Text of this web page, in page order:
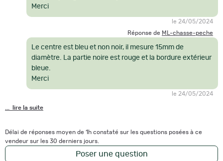
Merci
le 24/05/2024
Réponse de ML-chasse-peche
Le centre est bleu et non noir, il mesure 15mm de
diamètre. La partie noire est rouge et la bordure extérieur
bleue.
Merci
le 24/05/2024
... lire la suite
Délai de réponses moyen de 1h constaté sur les questions posées à ce
vendeur sur les 30 derniers jours.
Poser une question